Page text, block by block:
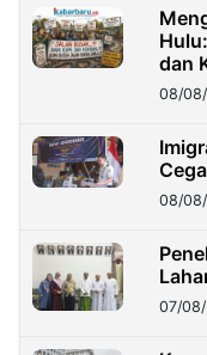
dan
08/
08/
07/